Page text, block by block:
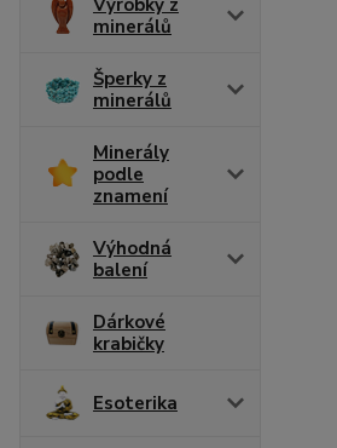
Výrobky z
minerálů
Šperky z
minerálů
Minerály
podle
znamení
Výhodná
balení
Dárkové
krabičky
Esoterika